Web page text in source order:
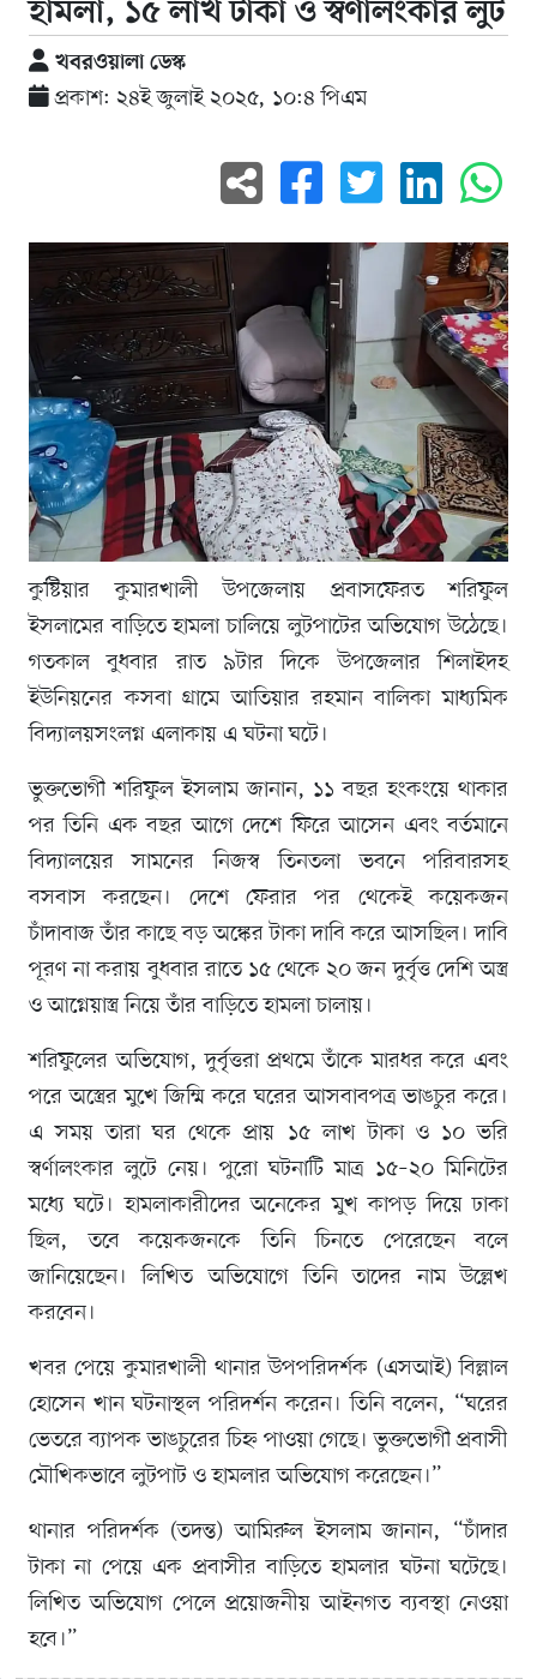
হামলা, ১৫ লাখ টাকা ও স্বর্ণালংকার লুট
খবরওয়ালা ডেস্ক
প্রকাশ: ২৪ই জুলাই ২০২৫, ১০:৪ পিএম
কুষ্টিয়ার কুমারখালী উপজেলায় প্রবাসফেরত শরিফুল
ইসলামের বাড়িতে হামলা চালিয়ে লুটপাটের অভিযোগ উঠেছে।
গতকাল বুধবার রাত ৯টার দিকে উপজেলার শিলাইদহ
ইউনিয়নের কসবা গ্রামে আতিয়ার রহমান বালিকা মাধ্যমিক
বিদ্যালয়সংলগ্ন এলাকায় এ ঘটনা ঘটে।
ভুক্তভোগী শরিফুল ইসলাম জানান, ১১ বছর হংকংয়ে থাকার
পর তিনি এক বছর আগে দেশে ফিরে আসেন এবং বর্তমানে
বিদ্যালয়ের সামনের নিজস্ব তিনতলা ভবনে পরিবারসহ
বসবাস করছেন। দেশে ফেরার পর থেকেই কয়েকজন
চাঁদাবাজ তাঁর কাছে বড় অঙ্কের টাকা দাবি করে আসছিল। দাবি
পূরণ না করায় বুধবার রাতে ১৫ থেকে ২০ জন দুর্বৃত্ত দেশি অস্ত্র
ও আগ্নেয়াস্ত্র নিয়ে তাঁর বাড়িতে হামলা চালায়।
শরিফুলের অভিযোগ, দুর্বৃত্তরা প্রথমে তাঁকে মারধর করে এবং
পরে অস্ত্রের মুখে জিম্মি করে ঘরের আসবাবপত্র ভাঙচুর করে।
এ সময় তারা ঘর থেকে প্রায় ১৫ লাখ টাকা ও ১০ ভরি
স্বর্ণালংকার লুটে নেয়। পুরো ঘটনাটি মাত্র ১৫–২০ মিনিটের
মধ্যে ঘটে। হামলাকারীদের অনেকের মুখ কাপড় দিয়ে ঢাকা
ছিল, তবে কয়েকজনকে তিনি চিনতে পেরেছেন বলে
জানিয়েছেন। লিখিত অভিযোগে তিনি তাদের নাম উল্লেখ
করবেন।
খবর পেয়ে কুমারখালী থানার উপপরিদর্শক (এসআই) বিল্লাল
হোসেন খান ঘটনাস্থল পরিদর্শন করেন। তিনি বলেন, “ঘরের
ভেতরে ব্যাপক ভাঙচুরের চিহ্ন পাওয়া গেছে। ভুক্তভোগী প্রবাসী
মৌখিকভাবে লুটপাট ও হামলার অভিযোগ করেছেন।”
থানার পরিদর্শক (তদন্ত) আমিরুল ইসলাম জানান, “চাঁদার
টাকা না পেয়ে এক প্রবাসীর বাড়িতে হামলার ঘটনা ঘটেছে।
লিখিত অভিযোগ পেলে প্রয়োজনীয় আইনগত ব্যবস্থা নেওয়া
হবে।”